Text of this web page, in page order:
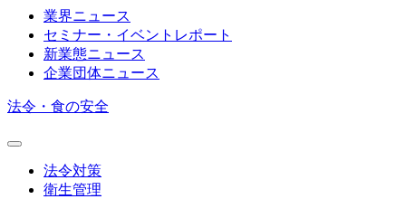
業界ニュース
セミナー・イベントレポート
新業態ニュース
企業団体ニュース
法令・食の安全
法令対策
衛生管理